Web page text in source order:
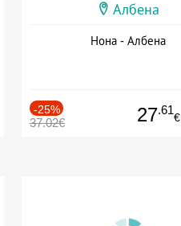
Албена
Нона - Албена
-25%
37.02€ 27.61
€